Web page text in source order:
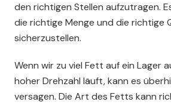
den richtigen Stellen aufzutragen.
die richtige Menge und die richtige
sicherzustellen.
Wenn wir zu viel Fett auf ein Lager
hoher Drehzahl läuft, kann es
versagen. Die Art des Fetts kann